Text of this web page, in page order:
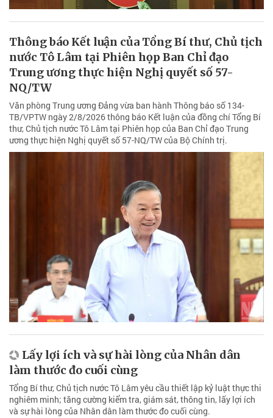
Thông báo Kết luận của Tổng Bí thư, Chủ tịch
nước Tô Lâm tại Phiên họp Ban Chỉ đạo
Trung ương thực hiện Nghị quyết số 57-
NQ/TW
Văn phòng Trung ương Đảng vừa ban hành Thông báo số 134-
TB/VPTW ngày 2/8/2026 thông báo Kết luận của đồng chí Tổng Bí
thư, Chủ tịch nước Tô Lâm tại Phiên họp của Ban Chỉ đạo Trung
ương thực hiện Nghị quyết số 57-NQ/TW của Bộ Chính trị.
Lấy lợi ích và sự hài lòng của Nhân dân
làm thước đo cuối cùng
Tổng Bí thư, Chủ tịch nước Tô Lâm yêu cầu thiết lập kỷ luật thực thi
nghiêm minh; tăng cường kiểm tra, giám sát, thông tin, lấy lợi ích
và sự hài lòng của Nhân dân làm thước đo cuối cùng.